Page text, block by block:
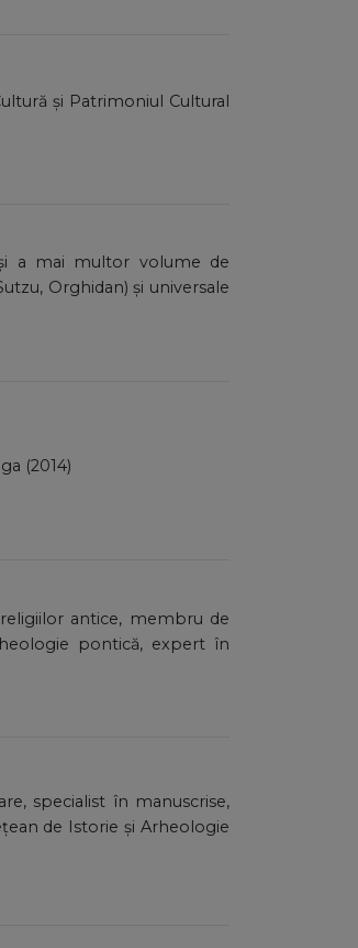
și Patrimoniul Cultural
a mai multor volume de
Orghidan) și universale
(2014)
antice, membru de
pontică, expert în
specialist în manuscrise,
de Istorie și Arheologie